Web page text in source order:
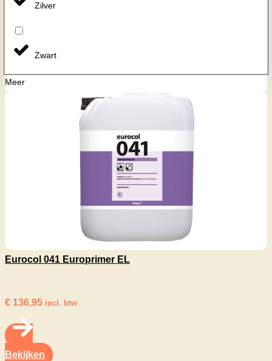
Zilver
Zwart
Meer
Eurocol 041 Europrimer EL
€ 136,95 incl. btw
Bekijken